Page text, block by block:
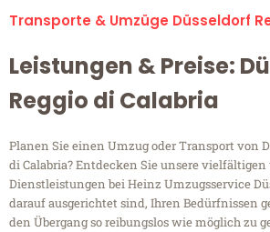
Transporte & Umzüge Düsseldorf
Leistungen & Preise:
Reggio di Calabria
Planen Sie einen Umzug oder Transport von
di Calabria? Entdecken Sie unsere
Dienstleistungen bei Heinz Umzugsservice
darauf ausgerichtet sind, Ihren Bedürfnissen
den Übergang so reibungslos wie möglich zu